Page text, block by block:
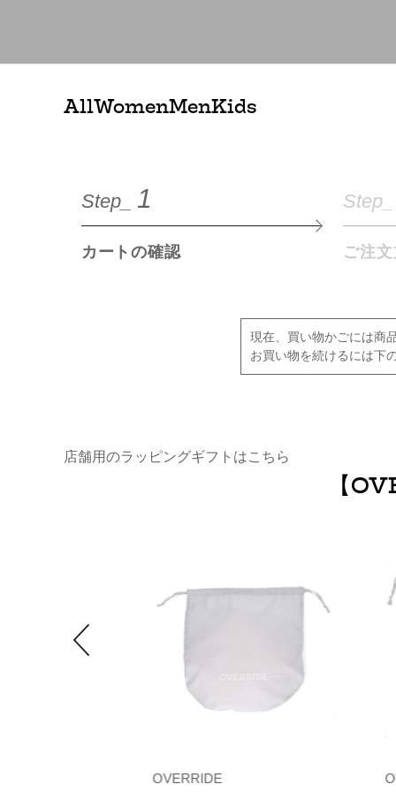
AllWomenMenKids
Step_ 1
カートの確認
Step_
ご注
現在、買い物かごには商
お買い物を続けるには下
店舗用のラッピングギフトはこちら
【
OVERRIDE